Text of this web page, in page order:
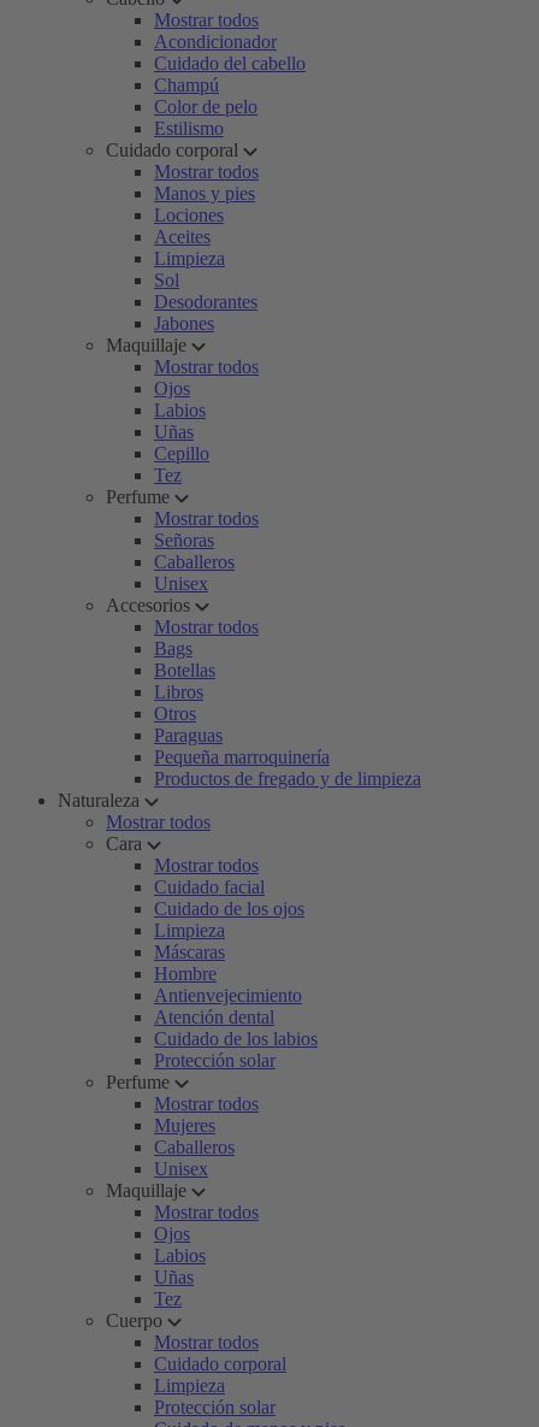
Mostrar todos
Acondicionador
Cuidado del cabello
Champú
Color de pelo
Estilismo
Cuidado corporal
Mostrar todos
Manos y pies
Lociones
Aceites
Limpieza
Sol
Desodorantes
Jabones
Maquillaje
Mostrar todos
Ojos
Labios
Uñas
Cepillo
Tez
Perfume
Mostrar todos
Señoras
Caballeros
Unisex
Accesorios
Mostrar todos
Bags
Botellas
Libros
Otros
Paraguas
Pequeña marroquinería
Productos de fregado y de limpieza
Naturaleza
Mostrar todos
Cara
Mostrar todos
Cuidado facial
Cuidado de los ojos
Limpieza
Máscaras
Hombre
Antienvejecimiento
Atención dental
Cuidado de los labios
Protección solar
Perfume
Mostrar todos
Mujeres
Caballeros
Unisex
Maquillaje
Mostrar todos
Ojos
Labios
Uñas
Tez
Cuerpo
Mostrar todos
Cuidado corporal
Limpieza
Protección solar